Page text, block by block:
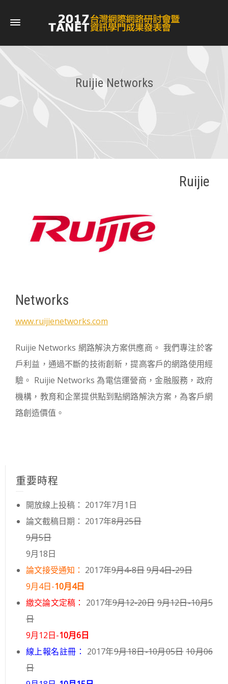
Ruijie Networks
Ruijie
Networks
www.ruijienetworks.com
Ruijie Networks 網路解決方案供應商。 我們專注於客
戶利益，通過不斷的技術創新，提高客戶的網路使用經
驗。 Ruijie Networks 為電信運營商，金融服務，政府
機構，教育和企業提供點到點網路解決方案，為客戶網
路創造價值。
重要時程
開放線上投稿： 2017年7月1日
論文截稿日期： 2017年8月25日
9月5日
9月18日
論文接受通知： 2017年9月4-8日9月4日-29日
9月4日-10月4日
繳交論文定稿： 2017年9月12-20日9月12日-10月5
日
9月12日-10月6日
線上報名註冊： 2017年9月18日-10月05日 10月06
日